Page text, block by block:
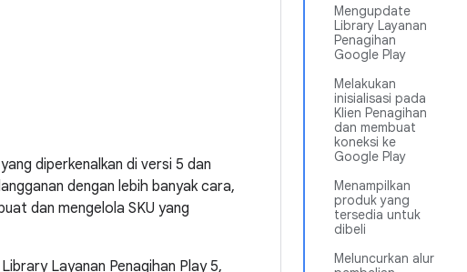
Mengupdate
Library Layanan
Penagihan
Google Play
Melakukan
inisialisasi pada
Klien Penagihan
dan membuat
koneksi ke
Google Play
Menampilkan
produk yang
tersedia untuk
dibeli
Meluncurkan alur
diperkenalkan di versi 5 dan
dengan lebih banyak cara,
dan mengelola SKU yang
Layanan Penagihan Play 5,